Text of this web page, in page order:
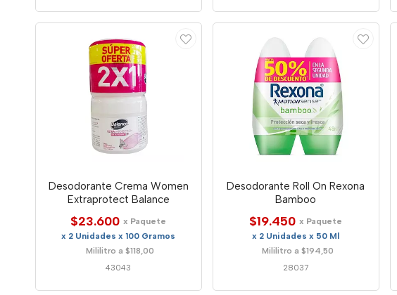
Desodorante Crema Women
Extraprotect Balance
$23.600 x Paquete
x 2 Unidades x 100 Gramos
Mililitro a $118,00
43043
Desodorante Roll On Rexona
Bamboo
$19.450 x Paquete
x 2 Unidades x 50 Ml
Mililitro a $194,50
28037